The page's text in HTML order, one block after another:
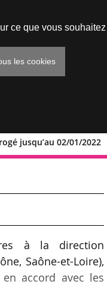
jusqu’au 02/01/2022
pour la
à la direction
Saône-et-Loire),
accord avec les
ce que vous
les cookies